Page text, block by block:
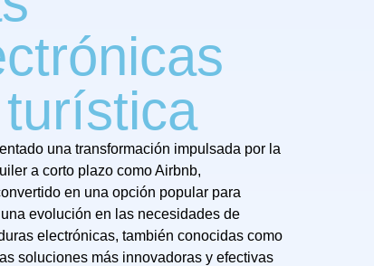
una transformación impulsada por la
a corto plazo como Airbnb,
en una opción popular para
evolución en las necesidades de
electrónicas, también conocidas como
soluciones más innovadoras y efectivas